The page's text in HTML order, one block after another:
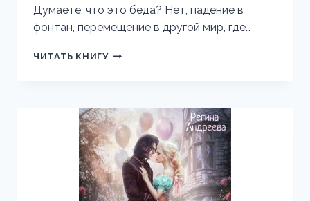
Думаете, что это беда? Нет, падение в
фонтан, перемещение в другой мир, где…
ЧИТАТЬ КНИГУХОЗЯЙКА
ЖЕНА
ПОНЕВОЛЕ